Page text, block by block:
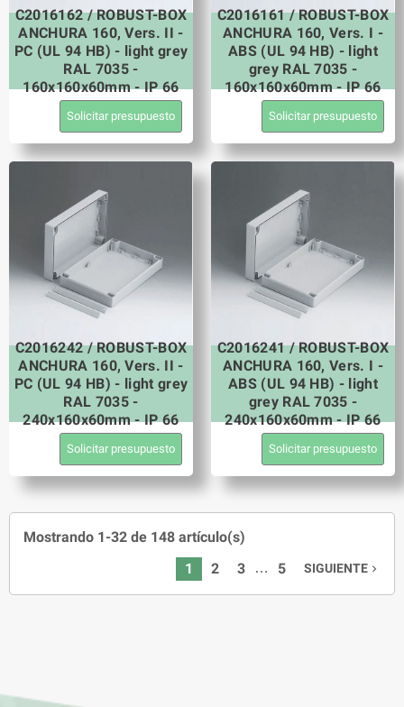
C2016162 / ROBUST-BOX
ANCHURA 160, Vers. II -
PC (UL 94 HB) - light grey
RAL 7035 -
160x160x60mm - IP 66
Solicitar presupuesto
C2016161 / ROBUST-BOX
ANCHURA 160, Vers. I -
ABS (UL 94 HB) - light
grey RAL 7035 -
160x160x60mm - IP 66
Solicitar presupuesto
C2016242 / ROBUST-BOX
ANCHURA 160, Vers. II -
PC (UL 94 HB) - light grey
RAL 7035 -
240x160x60mm - IP 66
Solicitar presupuesto
C2016241 / ROBUST-BOX
ANCHURA 160, Vers. I -
ABS (UL 94 HB) - light
grey RAL 7035 -
240x160x60mm - IP 66
Solicitar presupuesto
Mostrando 1-32 de 148 artículo(s)
1
2 3 … 5 SIGUIENTE 